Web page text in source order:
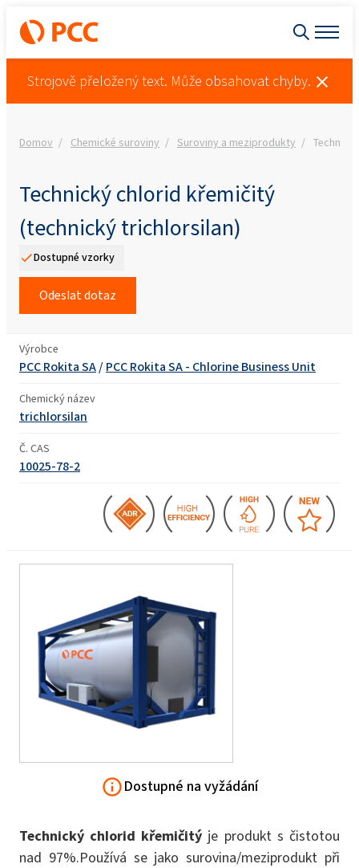
Strojově přeložený text. Může obsahovat chyby.
Domov Chemické suroviny Suroviny a meziprodukty
Technický chlorid křemičitý
(technický trichlorsilan)
Dostupné vzorky
Odeslat dotaz
Výrobce
PCC Rokita SA/PCC Rokita SA - Chlorine Business Unit
Chemický název
trichlorsilan
Č. CAS
10025-78-2
Dostupné na vyžádání
Technický chlorid křemičitý je produkt s čistotou
nad 97%.Používá se jako surovina/meziprodukt při